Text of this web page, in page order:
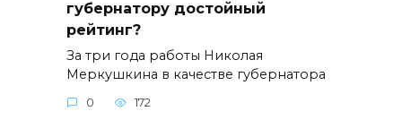
губернатору достойный
рейтинг?
За три года работы Николая
Меркушкина в качестве губернатора
0 172